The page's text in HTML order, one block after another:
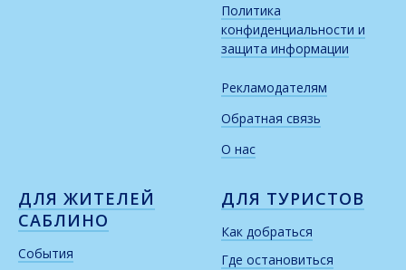
Политика
конфиденциальности и
защита информации
Рекламодателям
Обратная связь
О нас
ДЛЯ ЖИТЕЛЕЙ
САБЛИНО
События
ДЛЯ ТУРИСТОВ
Как добраться
Где остановиться